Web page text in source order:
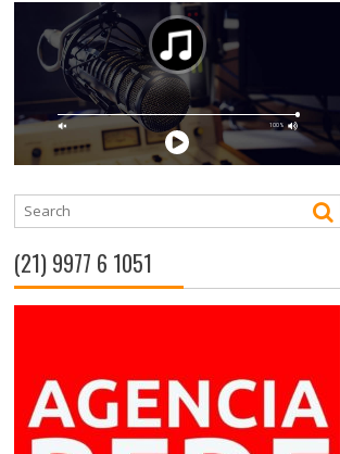
(21) 9977 6 1051